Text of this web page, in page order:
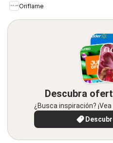
Oriflame
Descubra
¿Busca inspiración?